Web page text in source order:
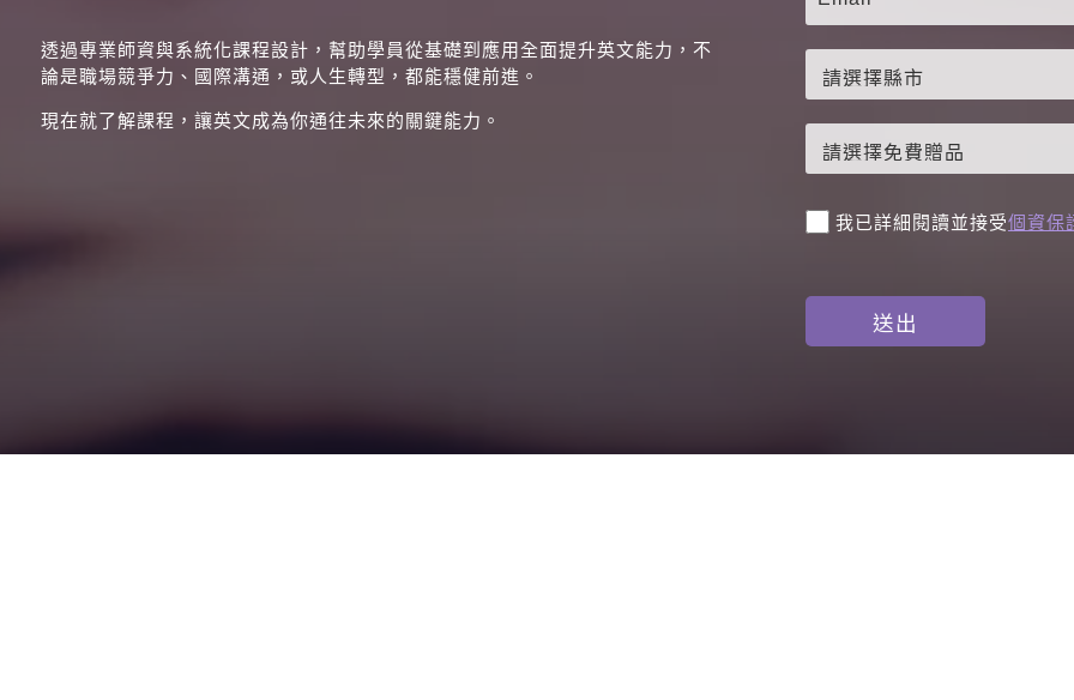
透過專業師資與系統化課程設計，幫助學員從基礎到應用全面提升英文能力，不
論是職場競爭力、國際溝通，或人生轉型，都能穩健前進。
現在就了解課程，讓英文成為你通往未來的關鍵能力。
我已詳細閱讀並接受個資保